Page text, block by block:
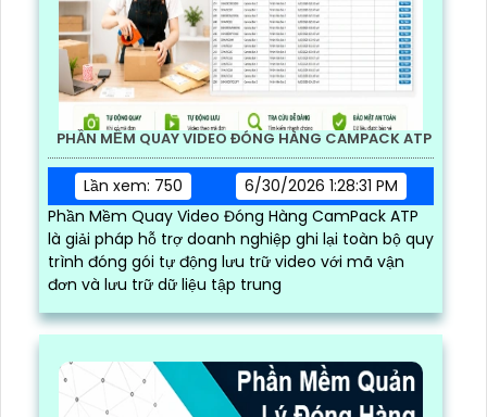
PHẦN MỀM QUAY VIDEO ĐÓNG HÀNG CAMPACK ATP
Lần xem: 750
6/30/2026 1:28:31 PM
Phần Mềm Quay Video Đóng Hàng CamPack ATP
là giải pháp hỗ trợ doanh nghiệp ghi lại toàn bộ quy
trình đóng gói tự động lưu trữ video với mã vận
đơn và lưu trữ dữ liệu tập trung